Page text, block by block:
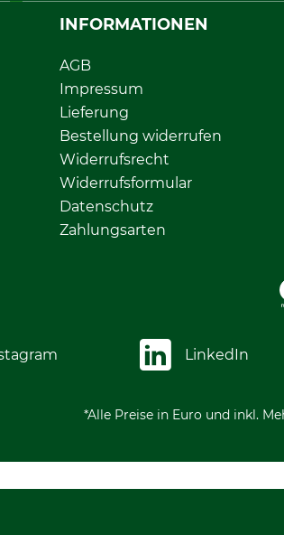
INFORMATIONEN
AGB
Impressum
Lieferung
Bestellung widerrufen
Widerrufsrecht
Widerrufsformular
Datenschutz
Zahlungsarten
LinkedIn
*Alle Preise in Euro und inkl.